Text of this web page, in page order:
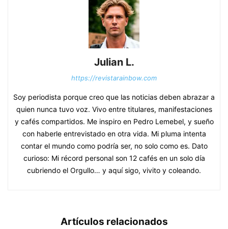
Julian L.
https://revistarainbow.com
Soy periodista porque creo que las noticias deben abrazar a
quien nunca tuvo voz. Vivo entre titulares, manifestaciones
y cafés compartidos. Me inspiro en Pedro Lemebel, y sueño
con haberle entrevistado en otra vida. Mi pluma intenta
contar el mundo como podría ser, no solo como es. Dato
curioso: Mi récord personal son 12 cafés en un solo día
cubriendo el Orgullo… y aquí sigo, vivito y coleando.
Artículos relacionados